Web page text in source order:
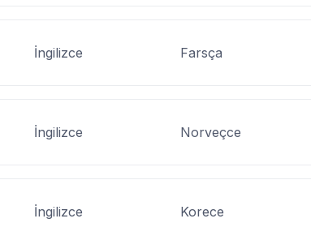
İngilizce Farsça
İngilizce Norveçce
İngilizce Korece